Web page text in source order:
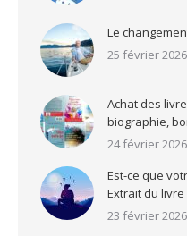
Le
25 février 2026
Achat des
biographie,
24 février 2026
Est-ce que
Extrait du
23 février 2026